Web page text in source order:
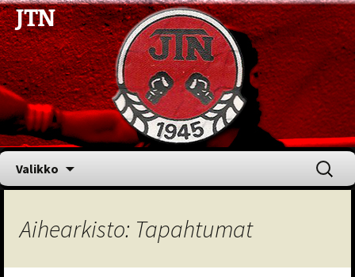
JTN
Valikko Haku:
Aihearkisto: Tapahtumat